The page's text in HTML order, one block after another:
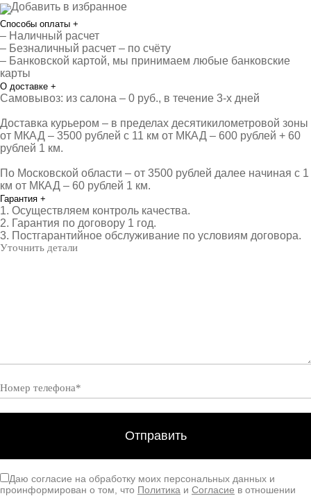
Добавить в избранное
Способы оплаты +
– Наличный расчет
– Безналичный расчет – по счёту
– Банковской картой, мы принимаем любые банковские
карты
О доставке +
Самовывоз: из салона – 0 руб., в течение 3-х дней
Доставка курьером – в пределах десятикилометровой зоны
от МКАД – 3500 рублей с 11 км от МКАД – 600 рублей + 60
рублей 1 км.
По Московской области – от 3500 рублей далее начиная с 1
км от МКАД – 60 рублей 1 км.
Гарантия +
1. Осуществляем контроль качества.
2. Гарантия по договору 1 год.
3. Постгарантийное обслуживание по условиям договора.
Даю согласие на обработку моих персональных данных и
проинформирован о том, что Политика и Согласие в отношении